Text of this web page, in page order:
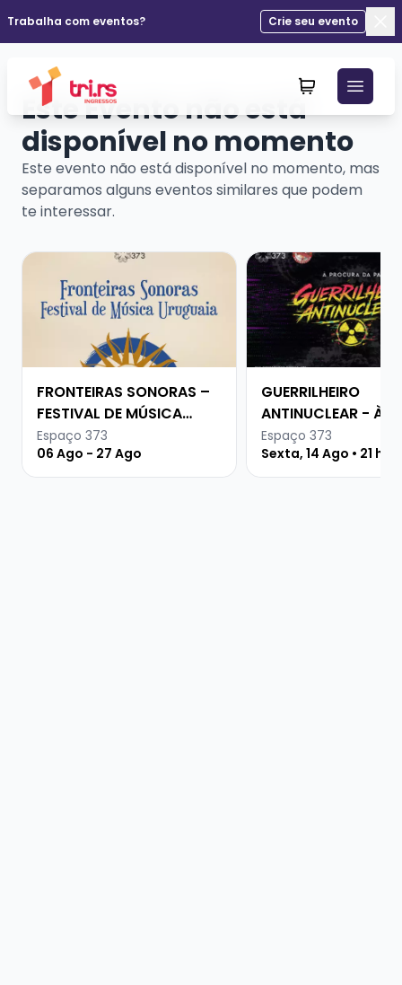
Trabalha com eventos?
Crie seu evento
Este Evento não está
disponível no momento
Este evento não está disponível no momento, mas
separamos alguns eventos similares que podem
te interessar.
Veja mais sobre FRONTEIRAS SONORAS – FESTIVAL
FRONTEIRAS SONORAS –
FESTIVAL DE MÚSICA
URUGUAIA
Espaço 373
06 Ago - 27 Ago
Veja mais sobre
GUERRILHEIRO
ANTINUCLEAR - À
PROCURA DA PAZ
Espaço 373
Sexta, 14 Ago • 21